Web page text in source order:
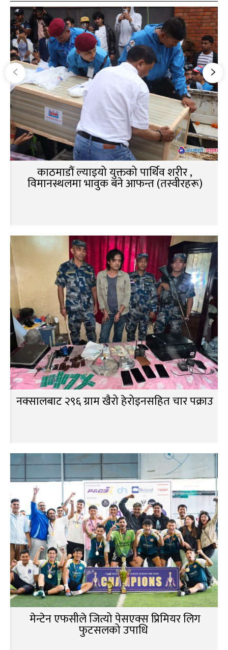
काठमाडौं ल्याइयो युक्तको पार्थिव शरीर ,
विमानस्थलमा भावुक बने आफन्त (तस्वीरहरू)
नक्सालबाट २९६ ग्राम खैरो हेरोइनसहित चार पक्राउ
मेन्टेन एफसीले जित्यो पेसएक्स प्रिमियर लिग
फुटसलको उपाधि